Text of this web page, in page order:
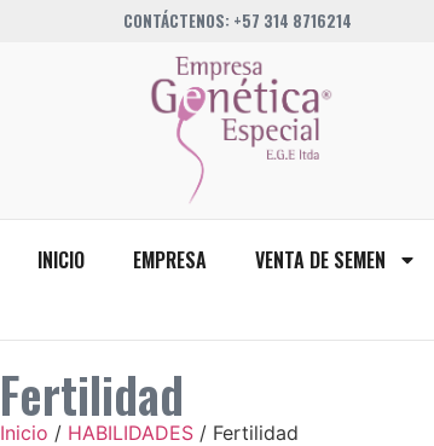
CONTÁCTENOS: +57 314 8716214
INICIO EMPRESA VENTA DE SEMEN
Fertilidad
Inicio / HABILIDADES / Fertilidad